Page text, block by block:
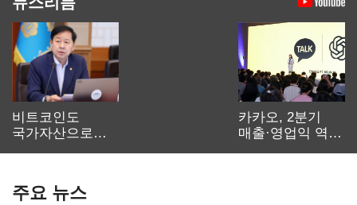
비트코인도
국가자산으로…'
카카오, 2분기
매출·영업익 역대
주요 뉴스